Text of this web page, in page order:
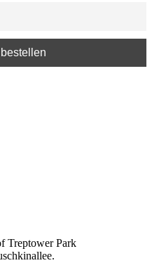
Treptower Park